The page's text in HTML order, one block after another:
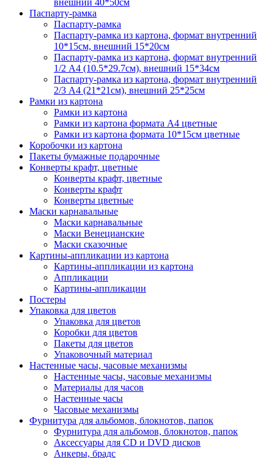
внешний 40*50см
Паспарту-рамка
Паспарту-рамка
Паспарту-рамка из картона, формат внутренний
10*15см, внешний 15*20см
Паспарту-рамка из картона, формат внутренний
1/2 А4 (10.5*29.7см), внешний 15*34см
Паспарту-рамка из картона, формат внутренний
2/3 А4 (21*21см), внешний 25*25см
Рамки из картона
Рамки из картона
Рамки из картона формата А4 цветные
Рамки из картона формата 10*15см цветные
Коробочки из картона
Пакеты бумажные подарочные
Конверты крафт, цветные
Конверты крафт, цветные
Конверты крафт
Конверты цветные
Маски карнавальные
Маски карнавальные
Маски Венецианские
Маски сказочные
Картины-аппликации из картона
Картины-аппликации из картона
Аппликации
Картины-аппликации
Постеры
Упаковка для цветов
Упаковка для цветов
Коробки для цветов
Пакеты для цветов
Упаковочный материал
Настенные часы, часовые механизмы
Настенные часы, часовые механизмы
Материалы для часов
Настенные часы
Часовые механизмы
Фурнитура для альбомов, блокнотов, папок
Фурнитура для альбомов, блокнотов, папок
Аксессуары для CD и DVD дисков
Анкеры, брадс